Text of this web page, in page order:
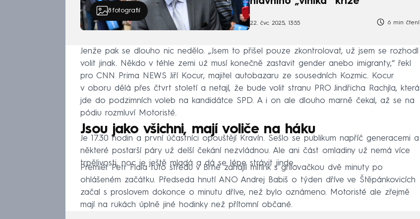
8fotografií
22. čvc 2025, 13:55 6 min čtení
Jenže pak se dlouho nic nedělo. „Jsem to přišel pouze zkontrolovat, už jsem se rozhodl
volit jinak. Někdo v téhle zemi už musí konečně zastavit gender anebo imigranty,“ řekl
pro CNN Prima NEWS Jiří Kocur, majitel autobazaru ze sousedních Kozmic. Kocur
v oboru dělá přes čtvrt století a netají, že bude volit stranu PRO Jindřicha Rachjla, která
jde do podzimních voleb na kandidátce SPD. A i on ale dlouho marně čekal, až se na
pódiu rozmluví Motoristé.
Jsou jako všichni, mají voliče na háku
Je 17.30 hodin a první účastníci opouštějí Kravín. Sešlo se publikum napříč generacemi a
některé postarší páry už delší čekání nezvládnou. Ale ani část omladiny už nemá více
trpělivosti, noc je ještě mladá a dá se lépe strávit jinde...
Premiér Petr Fiala tuto středu v Brně zahájil mítink s grilovačkou dvě minuty po
ohlášeném začátku. Předseda hnutí ANO Andrej Babiš o týden dříve ve Štěpánkovicích
začal s proslovem dokonce o minutu dříve, než bylo oznámeno. Motoristé ale zřejmě
mají na rukách úplně jiné hodinky než přítomní občané.